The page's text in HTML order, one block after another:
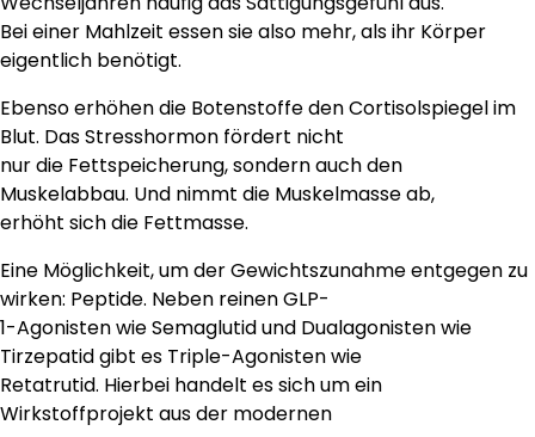
Bei einer Mahlzeit essen sie also mehr, als ihr Körper
eigentlich benötigt.
Ebenso erhöhen die Botenstoffe den Cortisolspiegel im
Blut. Das Stresshormon fördert nicht
nur die Fettspeicherung, sondern auch den
Muskelabbau. Und nimmt die Muskelmasse ab,
erhöht sich die Fettmasse.
Eine Möglichkeit, um der Gewichtszunahme entgegen zu
wirken: Peptide. Neben reinen GLP-
1-Agonisten wie Semaglutid und Dualagonisten wie
Tirzepatid gibt es Triple-Agonisten wie
Retatrutid. Hierbei handelt es sich um ein
Wirkstoffprojekt aus der modernen